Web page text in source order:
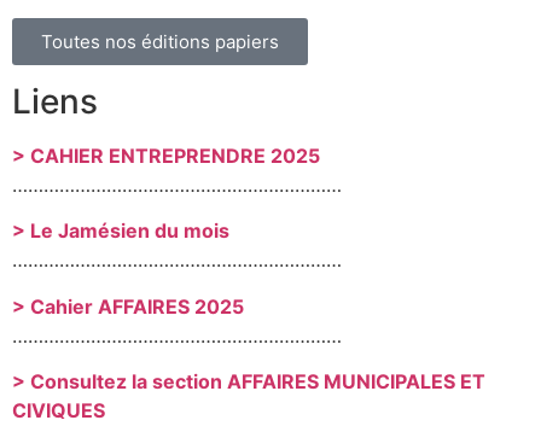
Toutes nos éditions papiers
Liens
> CAHIER ENTREPRENDRE 2025
………………………………………………………
> Le Jamésien du mois
………………………………………………………
> Cahier AFFAIRES 2025
………………………………………………………
> Consultez la section AFFAIRES MUNICIPALES ET
CIVIQUES